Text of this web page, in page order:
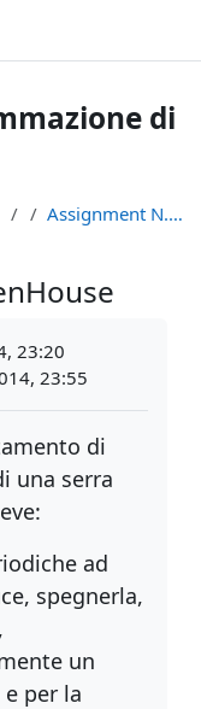
di
Assignment N.6 - GreenHouse
23:20
23:55
di
una serra
ad
spegnerla,
un
per la